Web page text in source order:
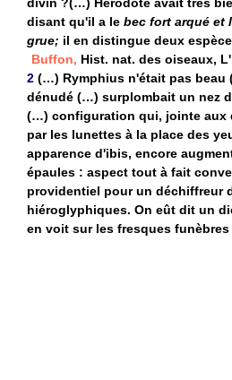
disant qu'il a le bec fort arqué et
grue; il en distingue deux
Buffon, Hist. nat. des oiseaux,
2 (…) Rymphius n'était pas beau
dénudé (…) surplombait un nez
(…) configuration qui, jointe aux
par les lunettes à la place des
apparence d'ibis, encore
épaules : aspect tout à fait
providentiel pour un déchiffreur
hiéroglyphiques. On eût dit un
en voit sur les fresques